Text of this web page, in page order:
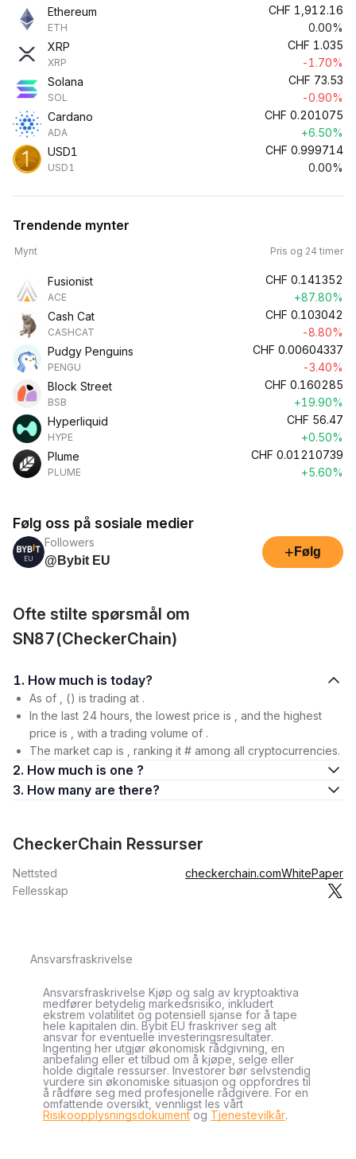
Ethereum
ETH
CHF 1,912.16
0.00%
XRP
XRP
CHF 1.035
-1.70%
Solana
SOL
CHF 73.53
-0.90%
Cardano
ADA
CHF 0.201075
+6.50%
USD1
USD1
CHF 0.999714
0.00%
Trendende mynter
Mynt Pris og 24 timer
Fusionist
ACE
CHF 0.141352
+87.80%
Cash Cat
CASHCAT
CHF 0.103042
-8.80%
Pudgy Penguins
PENGU
CHF 0.00604337
-3.40%
Block Street
BSB
CHF 0.160285
+19.90%
Hyperliquid
HYPE
CHF 56.47
+0.50%
Plume
PLUME
CHF 0.01210739
+5.60%
Følg oss på sosiale medier
Followers
@Bybit EU
+ Følg
Ofte stilte spørsmål om
SN87(CheckerChain)
1. How much is today?
As of , () is trading at .
In the last 24 hours, the lowest price is , and the highest
price is , with a trading volume of .
The market cap is , ranking it # among all cryptocurrencies.
2. How much is one ?
3. How many are there?
CheckerChain Ressurser
Nettsted checkerchain.comWhitePaper
Fellesskap
Ansvarsfraskrivelse
Ansvarsfraskrivelse Kjøp og salg av kryptoaktiva
medfører betydelig markedsrisiko, inkludert
ekstrem volatilitet og potensiell sjanse for å tape
hele kapitalen din. Bybit EU fraskriver seg alt
ansvar for eventuelle investeringsresultater.
Ingenting her utgjør økonomisk rådgivning, en
anbefaling eller et tilbud om å kjøpe, selge eller
holde digitale ressurser. Investorer bør selvstendig
vurdere sin økonomiske situasjon og oppfordres til
å rådføre seg med profesjonelle rådgivere. For en
omfattende oversikt, vennligst les vårt
Risikoopplysningsdokumentog Tjenestevilkår.